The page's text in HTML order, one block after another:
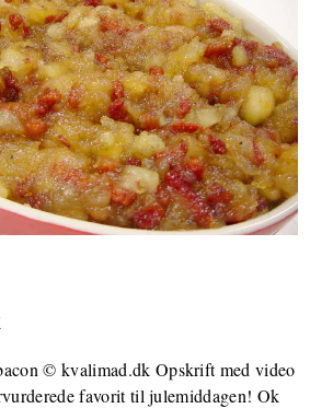
© kvalimad.dk Opskrift med video
favorit til julemiddagen! Ok